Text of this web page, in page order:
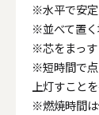
※水平で安定
※並べて置く
※芯をまっす
※短時間で
上灯すことを
※燃焼時間は